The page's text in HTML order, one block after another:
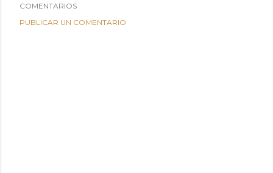
COMENTARIOS
PUBLICAR UN COMENTARIO